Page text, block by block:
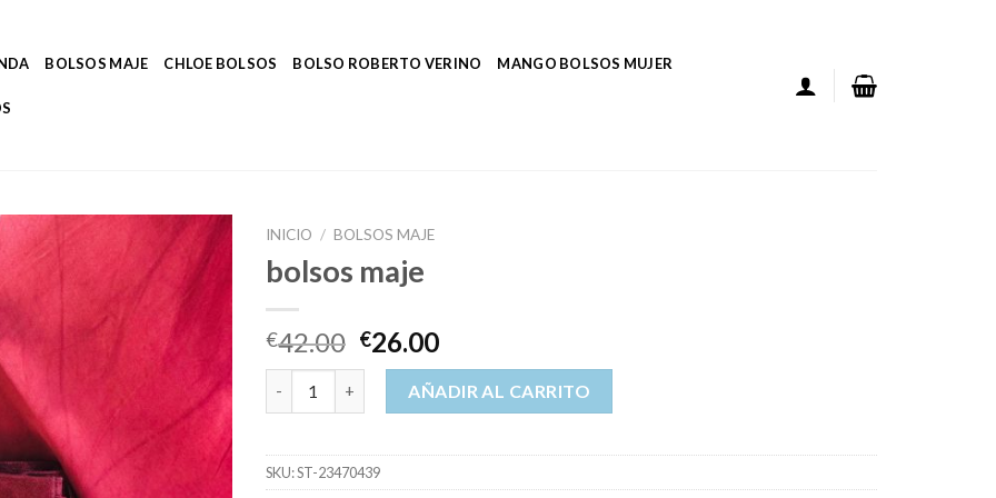
BOLSOS MAJE CHLOE BOLSOS BOLSO ROBERTO VERINO MANGO BOLSOS MUJER
INICIO / BOLSOS MAJE
bolsos maje
€42.00 €26.00
AÑADIR AL CARRITO
SKU:ST-23470439